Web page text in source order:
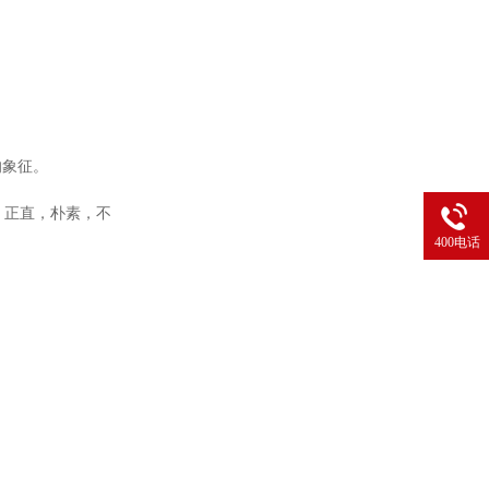
征。
直，朴素，不
400电话